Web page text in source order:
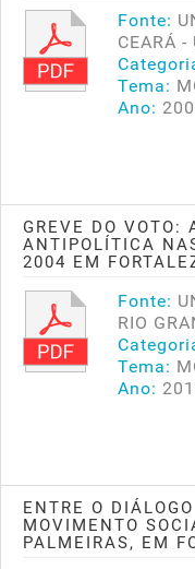
Fonte:
CEARÁ -
Tema:
Ano:
GREVE DO VOTO:
ANTIPOLÍTICA
2004 EM
Fonte:
RIO
Tema:
Ano:
ENTRE O
MOVIMENTO
PALMEIRAS, EM